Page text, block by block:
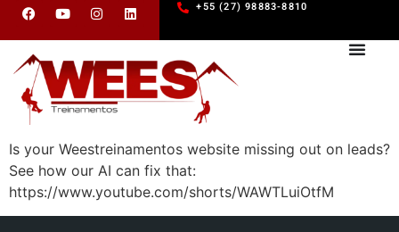
+55 (27) 98883-8810
Is your Weestreinamentos website missing out on leads?
See how our AI can fix that:
https://www.youtube.com/shorts/WAWTLuiOtfM